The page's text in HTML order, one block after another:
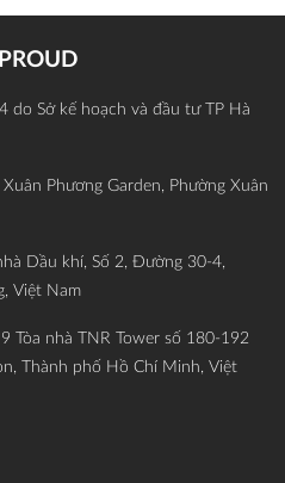
do Sở kế hoạch và đầu tư TP Hà
Xuân Phương Garden, Phường Xuân
Dầu khí, Số 2, Đường 30-4,
Việt Nam
Tòa nhà TNR Tower số 180-192
Thành phố Hồ Chí Minh, Việt